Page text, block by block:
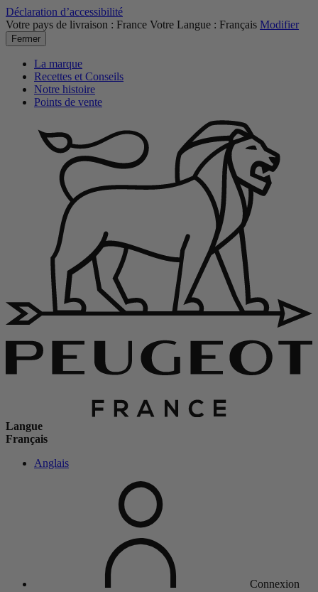
Déclaration d’accessibilité
Votre pays de livraison : France Votre Langue : Français Modifier
Fermer
La marque
Recettes et Conseils
Notre histoire
Points de vente
Langue
Français
Anglais
Connexion